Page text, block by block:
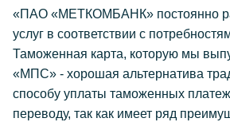
«ПАО «МЕТКОМБАНК» постоянно
услуг в соответствии с
Таможенная карта, которую мы
«МПС» - хорошая альтернатива
способу уплаты таможенных
переводу, так как имеет ряд